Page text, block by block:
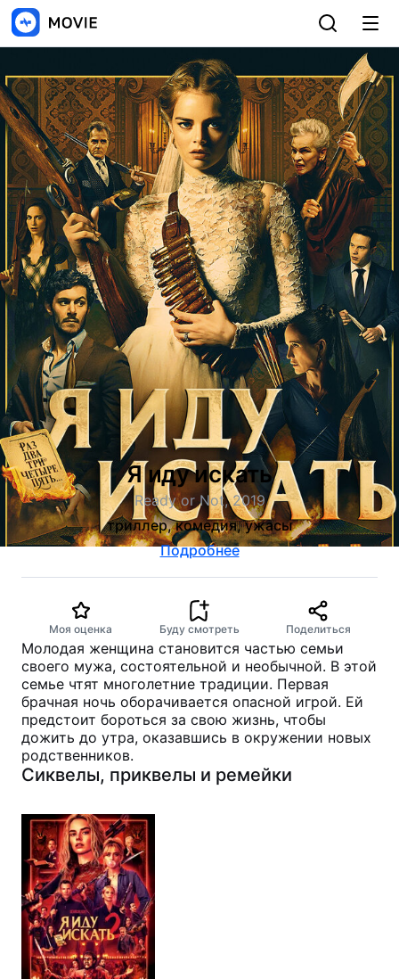
Я иду искать
Ready or Not, 2019
триллер, комедия, ужасы
Подробнее
Моя оценка Буду смотреть Поделиться
Молодая женщина становится частью семьи
своего мужа, состоятельной и необычной. В этой
семье чтят многолетние традиции. Первая
брачная ночь оборачивается опасной игрой. Ей
предстоит бороться за свою жизнь, чтобы
дожить до утра, оказавшись в окружении новых
родственников.
Сиквелы, приквелы и ремейки